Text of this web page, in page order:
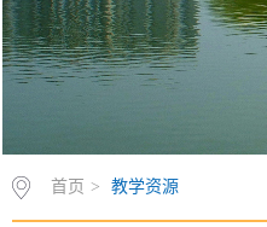
首页 > 教学资源